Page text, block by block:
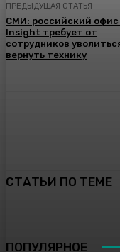
ПРЕДЫДУЩАЯ СТАТЬЯ
СМИ: российский офис
Insight требует от
сотрудников
вернуть технику
СТАТЬИ ПО ТЕМЕ
ПОПУЛЯРНОЕ